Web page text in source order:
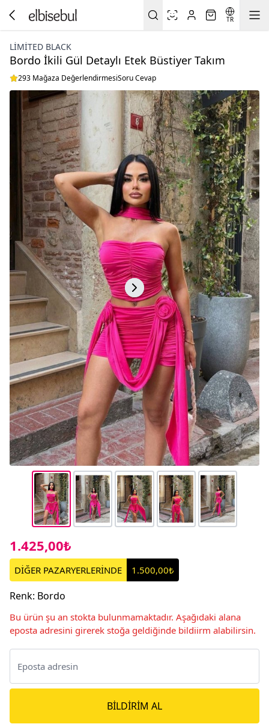
TR
LIMITED BLACK
Bordo İkili Gül Detaylı Etek Büstiyer Takım
293 Mağaza DeğerlendirmesiSoru Cevap
1.425,00₺
DİĞER PAZARYERLERİNDE 1.500,00₺
Renk: Bordo
Bu ürün şu an stokta bulunmamaktadır. Aşağıdaki alana
eposta adresini girerek stoğa geldiğinde bildiirm alabilirsin.
BILDIRIM AL